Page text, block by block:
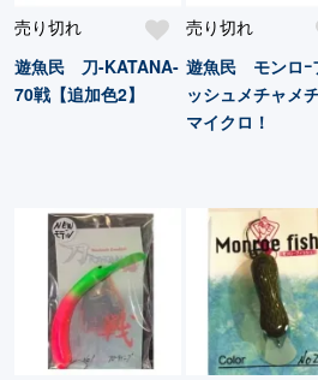
売り切れ
遊魚民 刀-KATANA-
70戦【追加色2】
売り切れ
遊魚民 モンロｰ
ッシュメチャメ
マイクロ！